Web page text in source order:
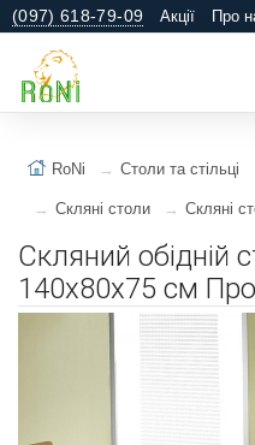
(097) 618-79-09 Акції Про
RoNi Столи та стільці
Скляні столи Скляні
Скляний обідній
140x80x75 см